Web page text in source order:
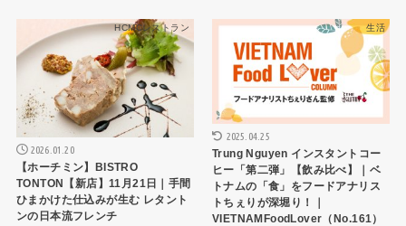
HCMCレストラン
2026.01.20
【ホーチミン】BISTRO
TONTON【新店】11月21日｜手間
ひまかけた仕込みが生む レタント
ンの日本流フレンチ
生活
2025.04.25
Trung Nguyen インスタントコー
ヒー「第二弾」【飲み比べ】｜ベ
トナムの「食」をフードアナリス
トちぇりが深堀り！｜
VIETNAMFoodLover（No.161）